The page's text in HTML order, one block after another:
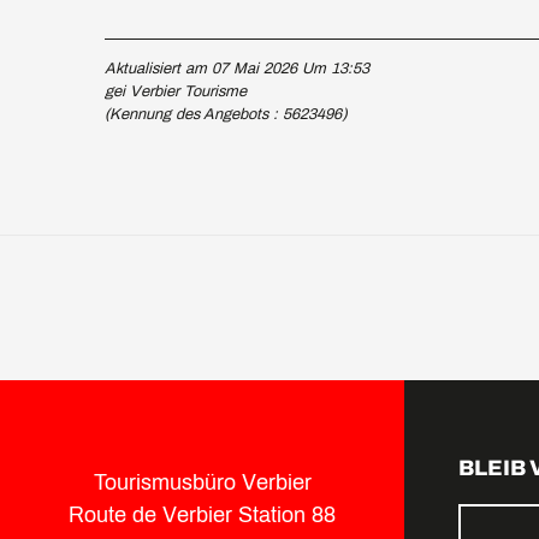
Aktualisiert am 07 Mai 2026 Um 13:53
gei Verbier Tourisme
(Kennung des Angebots : 5623496)
Tourismusbüro Verbier
Route de Verbier Station 88
BLEIB